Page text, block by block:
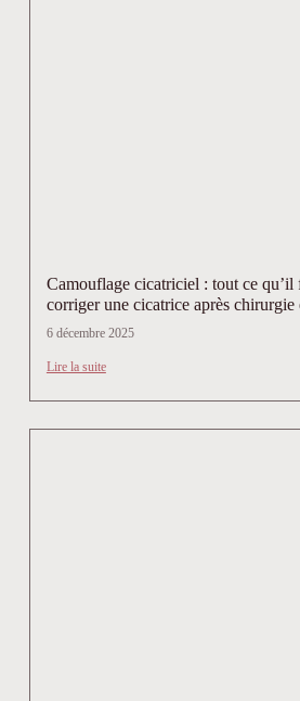
Camouflage cicatriciel : tout ce qu’il
corriger une cicatrice après chirurgie
6 décembre 2025
Lire la suite